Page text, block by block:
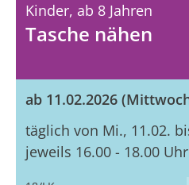
Kinder, Ab 8 Jahren
Tasche nähen
ab 11.02.2026
täglich von Mi., 11.02.
jeweils 16.00 - 18.00 Uhr